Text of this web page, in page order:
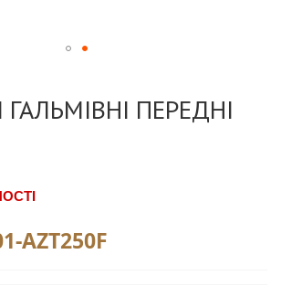
ПЕРЕДНІ
AZT250F